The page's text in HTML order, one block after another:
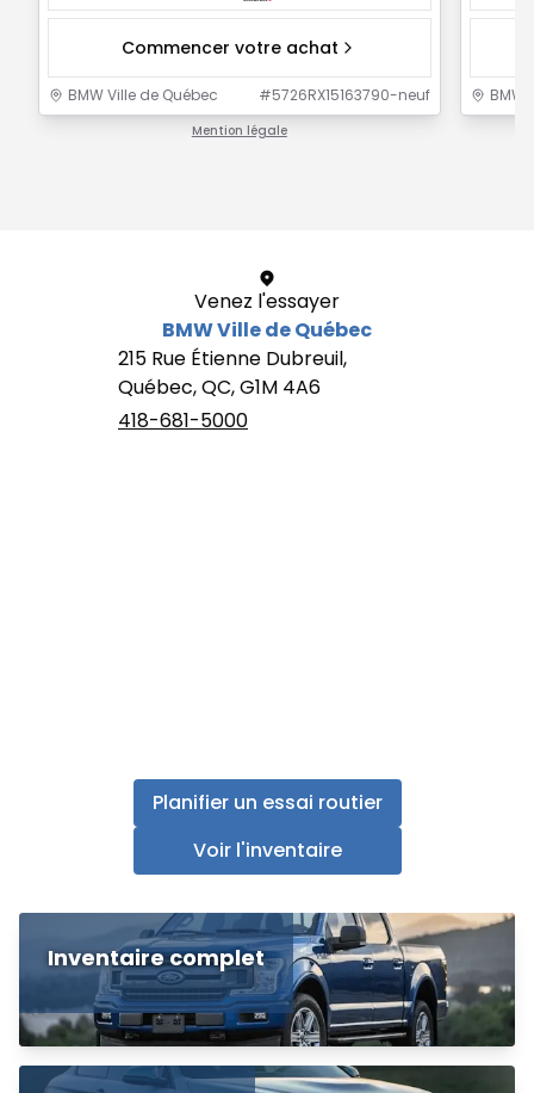
Commencer votre achat
BMW Ville de Québec #5726RX15163790-neuf
Mention légale
BMW
Venez l'essayer
BMW Ville de Québec
215 Rue Étienne Dubreuil,
Québec, QC, G1M 4A6
418-681-5000
Planifier un essai routier
Voir l'inventaire
Inventaire complet